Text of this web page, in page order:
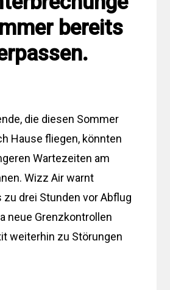
bereits
die diesen Sommer
Hause fliegen, könnten
Wartezeiten am
Wizz Air warnt
zu drei Stunden vor Abflug
neue Grenzkontrollen
weiterhin zu Störungen